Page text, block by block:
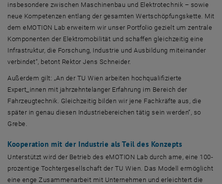
insbesondere zwischen Maschinenbau und Elektrotechnik – sowie
neue Kompetenzen entlang der gesamten Wertschöpfungskette. Mit
demeMOTION Lab erweitern wir unser Portfolio gezielt um zentrale
Komponenten der Elektromobilität und schaffen gleichzeitig eine
Infrastruktur, die Forschung, Industrie und Ausbildung miteinander
verbindet“, betont Rektor Jens Schneider.
Außerdem gilt: „An der TU Wien arbeiten hochqualifizierte
Expert_innen mit jahrzehntelanger Erfahrung im Bereich der
Fahrzeugtechnik. Gleichzeitig bilden wir jene Fachkräfte aus, die
später in genau diesen Industriebereichen tätig sein werden“, so
Grebe.
Kooperation mit der Industrie als Teil des Konzepts
Unterstützt wird der Betrieb des eMOTION Lab durch ame, eine 100-
prozentige Tochtergesellschaft der TU Wien. Das Modell ermöglicht
eine enge Zusammenarbeit mit Unternehmen und erleichtert die